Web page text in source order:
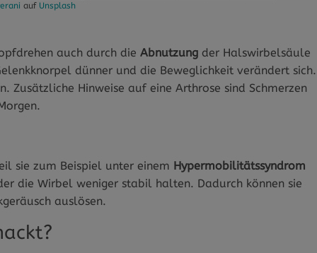
auf Unsplash
auch durch die Abnutzung der Halswirbelsäule
dünner und die Beweglichkeit verändert sich.
Zusätzliche Hinweise auf eine Arthrose sind Schmerzen
sie zum Beispiel unter einem Hypermobilitätssyndrom
die Wirbel weniger stabil halten. Dadurch können sie
auslösen.